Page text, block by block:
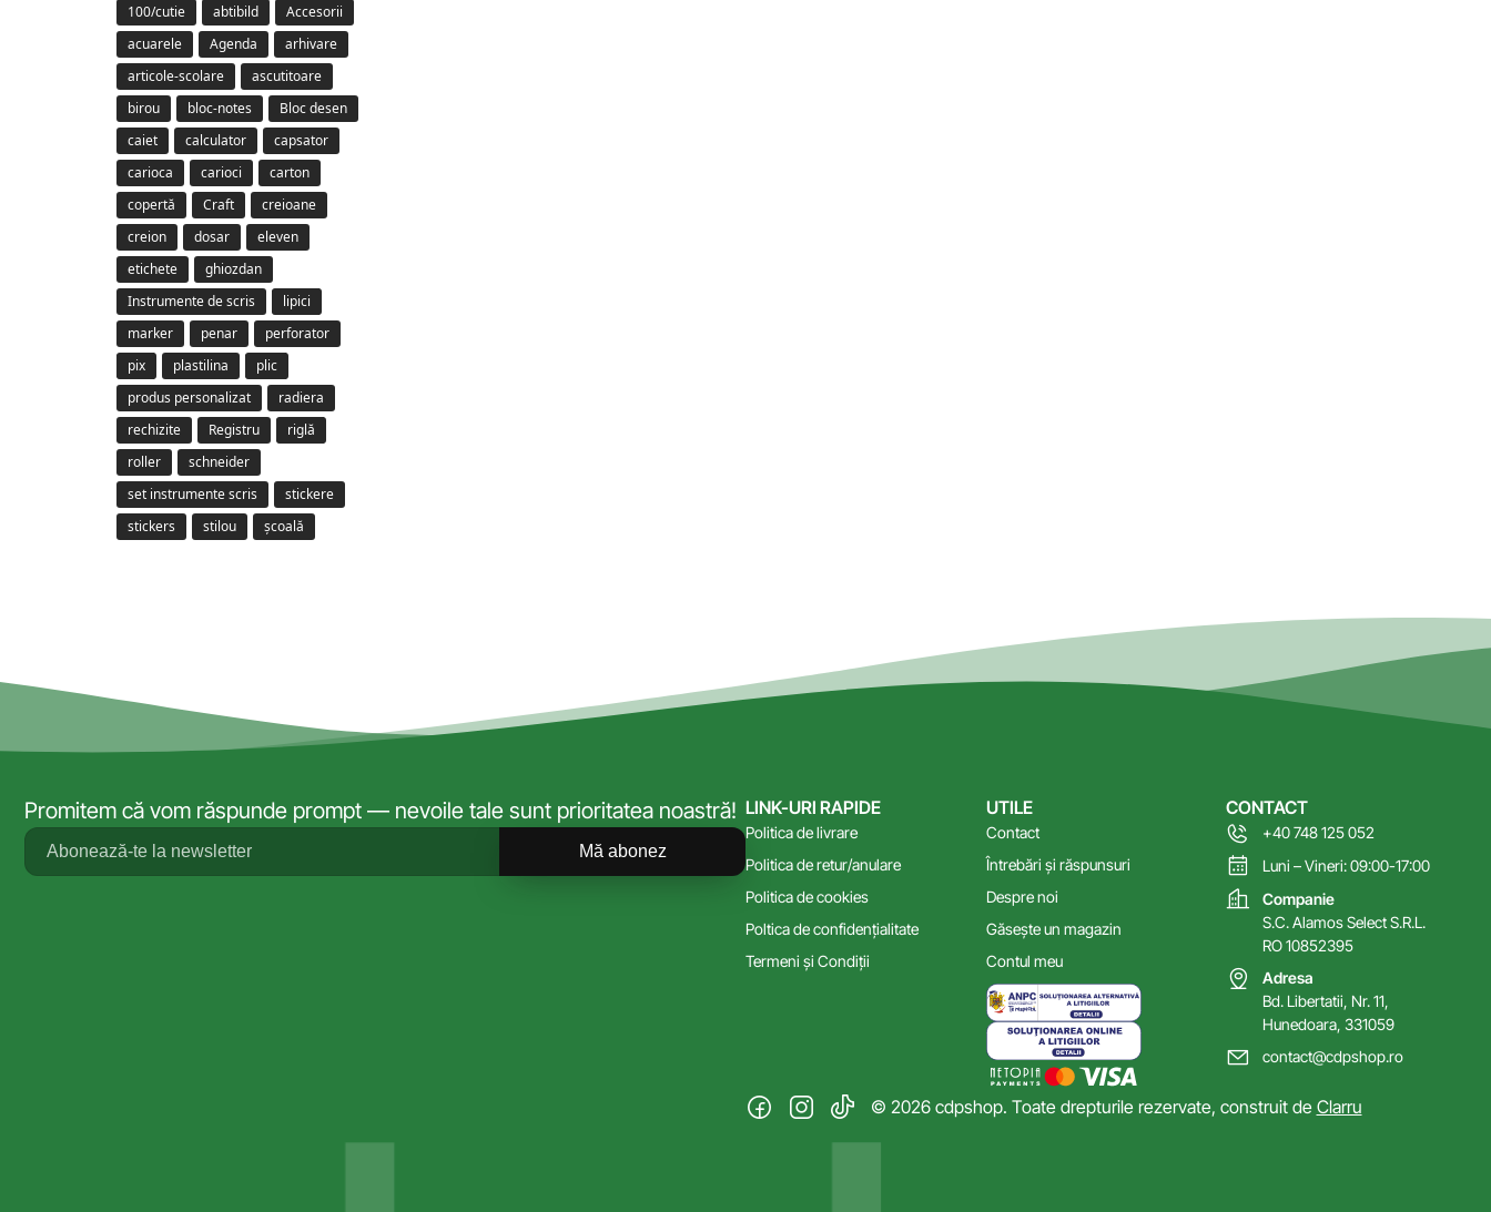
100/cutie abtibild
Accesorii
acuarele
Agenda
arhivare
articole-scolare
ascutitoare
birou
bloc-notes
Bloc desen
caiet
calculator
capsator
carioca
carioci
carton
copertă
Craft
creioane
creion
dosar
eleven
etichete
ghiozdan
Instrumente de scris
lipici
marker
penar
perforator
pix
plastilina
plic
produs personalizat
radiera
rechizite
Registru
riglă
roller
schneider
set instrumente scris
stickere
stickers
stilou școală
Promitem că vom răspunde prompt — nevoile tale sunt prioritatea noastră!
Mă abonez
LINK-URI RAPIDE
Politica de livrare
Politica de retur/anulare
Politica de cookies
Poltica de confidențialitate
Termeni și Condiții
UTILE
Contact
Întrebări și răspunsuri
Despre noi
Găsește un magazin
Contul meu
CONTACT
+40 748 125 052
Luni – Vineri: 09:00-17:00
Companie
S.C. Alamos Select S.R.L.
RO 10852395
Adresa
Bd. Libertatii, Nr. 11,
Hunedoara, 331059
contact@cdpshop.ro
© 2026 cdpshop. Toate drepturile rezervate, construit de Clarru